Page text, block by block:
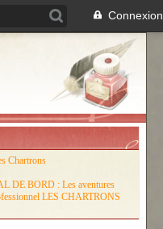
Connexion
Chartrons
DE BORD : Les aventures
LES CHARTRONS